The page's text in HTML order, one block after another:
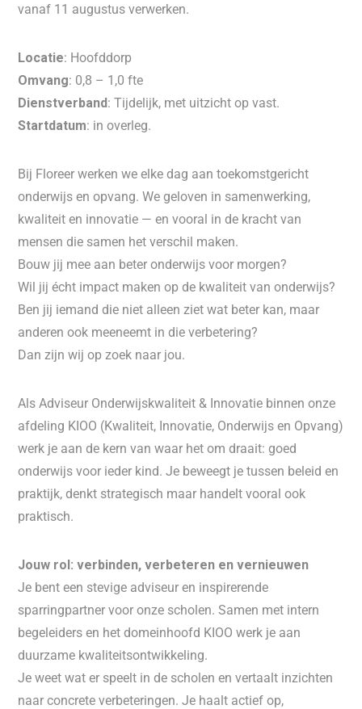
vanaf 11 augustus verwerken.
Locatie: Hoofddorp
Omvang: 0,8 – 1,0 fte
Dienstverband: Tijdelijk, met uitzicht op vast.
Startdatum: in overleg.
Bij Floreer werken we elke dag aan toekomstgericht
onderwijs en opvang. We geloven in samenwerking,
kwaliteit en innovatie — en vooral in de kracht van
mensen die samen het verschil maken.
Bouw jij mee aan beter onderwijs voor morgen?
Wil jij écht impact maken op de kwaliteit van onderwijs?
Ben jij iemand die niet alleen ziet wat beter kan, maar
anderen ook meeneemt in die verbetering?
Dan zijn wij op zoek naar jou.
Als Adviseur Onderwijskwaliteit & Innovatie binnen onze
afdeling KIOO (Kwaliteit, Innovatie, Onderwijs en Opvang)
werk je aan de kern van waar het om draait: goed
onderwijs voor ieder kind. Je beweegt je tussen beleid en
praktijk, denkt strategisch maar handelt vooral ook
praktisch.
Jouw rol: verbinden, verbeteren en vernieuwen
Je bent een stevige adviseur en inspirerende
sparringpartner voor onze scholen. Samen met intern
begeleiders en het domeinhoofd KIOO werk je aan
duurzame kwaliteitsontwikkeling.
Je weet wat er speelt in de scholen en vertaalt inzichten
naar concrete verbeteringen. Je haalt actief op,